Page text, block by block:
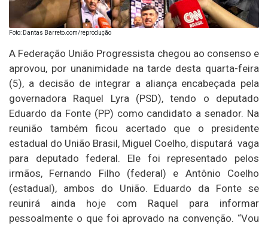
Foto: Dantas Barreto.com/reprodução
A Federação União Progressista chegou ao consenso e
aprovou, por unanimidade na tarde desta quarta-feira
(5), a decisão de integrar a aliança encabeçada pela
governadora Raquel Lyra (PSD), tendo o deputado
Eduardo da Fonte (PP) como candidato a senador. Na
reunião também ficou acertado que o presidente
estadual do União Brasil, Miguel Coelho, disputará vaga
para deputado federal. Ele foi representado pelos
irmãos, Fernando Filho (federal) e Antônio Coelho
(estadual), ambos do União. Eduardo da Fonte se
reunirá ainda hoje com Raquel para informar
pessoalmente o que foi aprovado na convenção. “Vou